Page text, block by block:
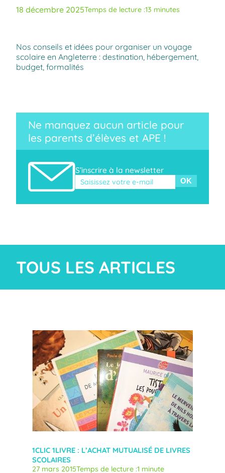
18 décembre 2025Temps de lecture :13 minutes
Nos conseils et idées pour organiser un voyage
scolaire en Angleterre : destination, hébergement,
budget, formalités
Ne manquez aucun article pour
les parents d’élèves et APE !
S’inscrire à la newsletter
Veuillez laisser ce champ vide.
TOUS LES ARTICLES
1CLIC 1LIVRE : L’ACHAT MUTUALISÉ DE LIVRES
SCOLAIRES
27 mars 2015Temps de lecture :1 minute